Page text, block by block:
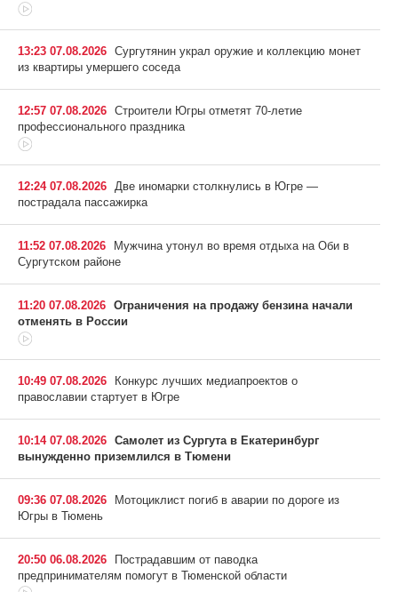
13:23 07.08.2026 Сургутянин украл оружие и коллекцию монет
из квартиры умершего соседа
12:57 07.08.2026 Строители Югры отметят 70-летие
профессионального праздника
12:24 07.08.2026 Две иномарки столкнулись в Югре —
пострадала пассажирка
11:52 07.08.2026
Мужчина утонул во время отдыха на Оби в
Сургутском районе
11:20 07.08.2026 Ограничения на продажу бензина начали
отменять в России
10:49 07.08.2026
Конкурс лучших медиапроектов о
православии стартует в Югре
10:14 07.08.2026 Самолет из Сургута в Екатеринбург
вынужденно приземлился в Тюмени
09:36 07.08.2026
Мотоциклист погиб в аварии по дороге из
Югры в Тюмень
20:50 06.08.2026
Пострадавшим от паводка
предпринимателям помогут в Тюменской области